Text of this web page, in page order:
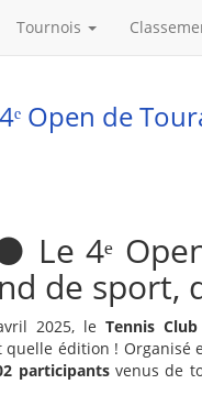
Tournois
Open de
Le 4ᵉ
de sport,
2025, leTennis
édition ! Organisé
participants venus de